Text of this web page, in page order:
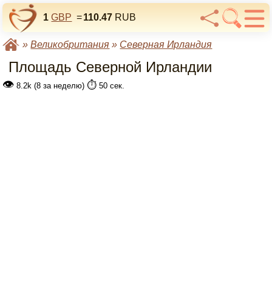
1 GBP =110.47 RUB
»Великобритания » Северная Ирландия
Площадь Северной Ирландии
👁 8.2k (8 за неделю) ⏱️ 50 сек.